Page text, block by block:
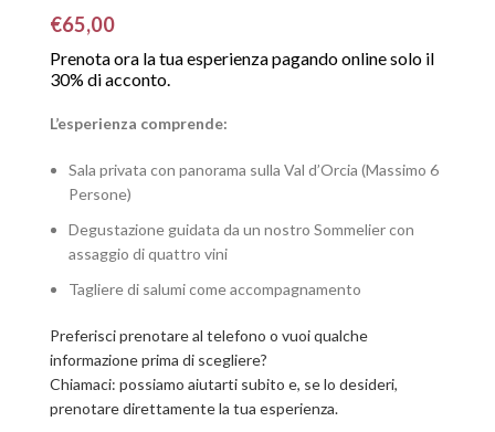
€65,00
L’esperienza comprende:
Sala privata con panorama sulla Val d’Orcia (Massimo 6
Persone)
Degustazione guidata da un nostro Sommelier con
assaggio di quattro vini
Tagliere di salumi come accompagnamento
Preferisci prenotare al telefono o vuoi qualche
informazione prima di scegliere?
Chiamaci: possiamo aiutarti subito e, se lo desideri,
prenotare direttamente la tua esperienza.